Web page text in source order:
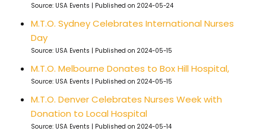
Source: USA Events Published on 2024-05-24
M.T.O. Sydney Celebrates International Nurses
Day
Source: USA Events Published on 2024-05-15
M.T.O. Melbourne Donates to Box Hill Hospital,
Source: USA Events Published on 2024-05-15
M.T.O. Denver Celebrates Nurses Week with
Donation to Local Hospital
Source: USA Events Published on 2024-05-14